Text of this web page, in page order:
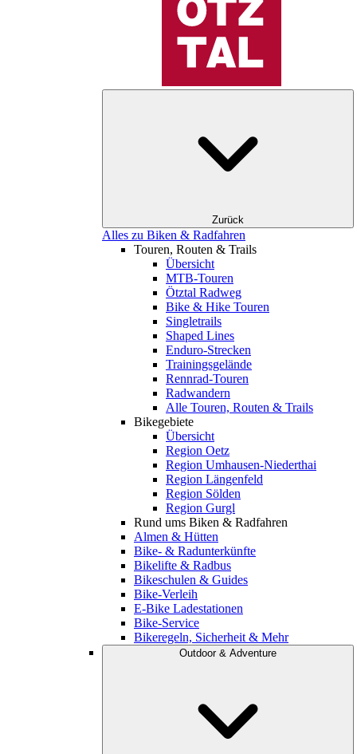
Zurück
Alles zu Biken & Radfahren
Touren, Routen & Trails
Übersicht
MTB-Touren
Ötztal Radweg
Bike & Hike Touren
Singletrails
Shaped Lines
Enduro-Strecken
Trainingsgelände
Rennrad-Touren
Radwandern
Alle Touren, Routen & Trails
Bikegebiete
Übersicht
Region Oetz
Region Umhausen-Niederthai
Region Längenfeld
Region Sölden
Region Gurgl
Rund ums Biken & Radfahren
Almen & Hütten
Bike- & Radunterkünfte
Bikelifte & Radbus
Bikeschulen & Guides
Bike-Verleih
E-Bike Ladestationen
Bike-Service
Bikeregeln, Sicherheit & Mehr
Outdoor & Adventure